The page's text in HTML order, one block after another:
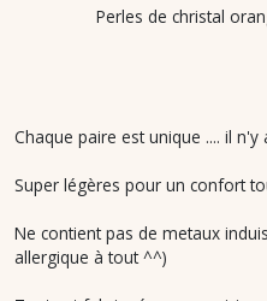
Perles de christal orange
Chaque paire est unique .... il
Super légères pour un confort
Ne contient pas de metaux
allergique à tout ^^)